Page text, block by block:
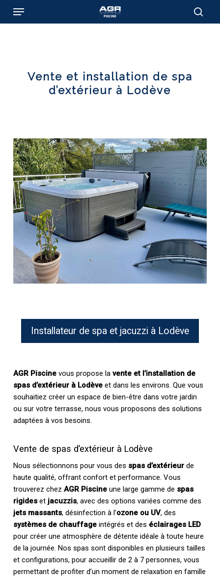
Menu
Vente et installation de spa
d’extérieur à Lodève
Installateur de spa et jacuzzi à Lodève
AGR Piscinevous propose la vente et l’installation de
spas d’extérieur à Lodèveet dans les environs. Que vous
souhaitiez créer un espace de bien-être dans votre jardin
ou sur votre terrasse, nous vous proposons des solutions
adaptées à vos besoins.
Vente de spas d’extérieur à Lodève
Nous sélectionnons pour vous des spas d’extérieurde
haute qualité, offrant confort et performance. Vous
trouverez chez AGR Piscineune large gamme de spas
rigideset jacuzzis, avec des options variées comme des
jets massants, désinfection à l’ozone ou UV, des
systèmes de chauffageintégrés et des éclairages LED
pour créer une atmosphère de détente idéale à toute heure
de la journée. Nos spas sont disponibles en plusieurs tailles
et configurations, pour accueillir de 2 à 7 personnes, vous
permettant de profiter d’un moment de relaxation en famille